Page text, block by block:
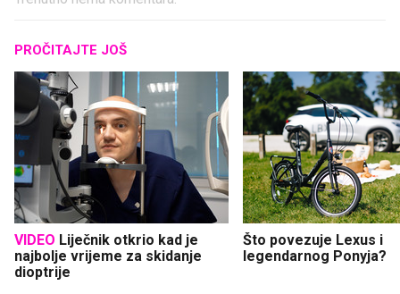
PROČITAJTE JOŠ
VIDEO
najbolje vrijeme za skidanje
dioptrije
Što povezuje Lexus i
legendarnog Ponyja?